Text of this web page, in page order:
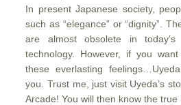
In present Japanese society,
such as “elegance” or “dignity”.
are almost obsolete in
technology. However, if you
these everlasting
you. Trust me, just visit Uyeda’s
Arcade! You will then know the true